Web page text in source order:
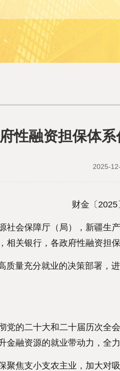
性融资担保体
2025-
财金〔
会保障厅（局），新疆
关银行，各政府性融资担
充分就业的决策部署，
的二十大和二十届历次全
融资源的就业带动力，全
支小支农主业，加大对